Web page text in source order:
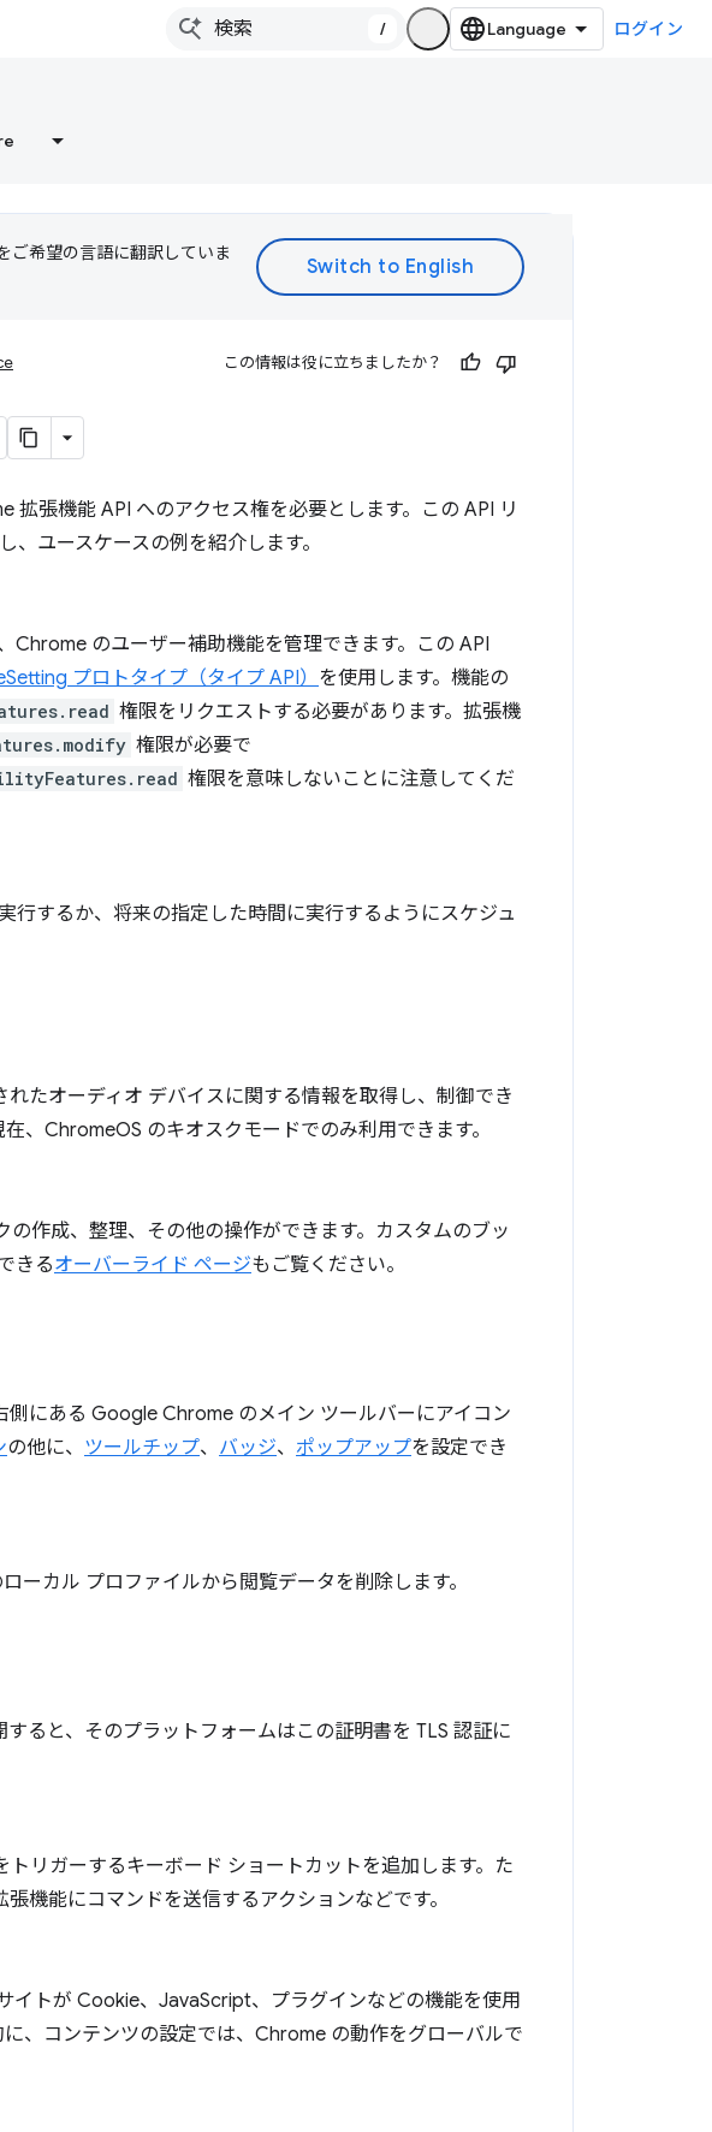
/ ログイン
ご希望の言語に翻訳していま
この情報は役に立ちましたか？
張機能 API へのアクセス権を必要とします。この API リ
ユースケースの例を紹介します。
Chrome のユーザー補助機能を管理できます。この API
プロトタイプ（タイプ API） を使用します。機能の
権限をリクエストする必要があります。拡張機
権限が必要で
権限を意味しないことに注意してくだ
行するか、将来の指定した時間に実行するようにスケジュ
たオーディオ デバイスに関する情報を取得し、制御でき
、ChromeOS のキオスクモードでのみ利用できます。
の作成、整理、その他の操作ができます。カスタムのブッ
きるオーバーライド ページもご覧ください。
にある Google Chrome のメイン ツールバーにアイコン
の他に、 ツールチップ、 バッジ、 ポップアップを設定でき
ーカル プロファイルから閲覧データを削除します。
ると、そのプラットフォームはこの証明書を TLS 認証に
リガーするキーボード ショートカットを追加します。た
機能にコマンドを送信するアクションなどです。
イトが Cookie、JavaScript、プラグインなどの機能を使用
、コンテンツの設定では、Chrome の動作をグローバルで